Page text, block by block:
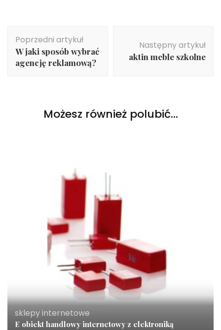
wpisu
Poprzedni artykuł
W jaki sposób wybrać
agencję reklamową?
Następny artykuł
aktin meble szkolne
Możesz również polubić…
sklepy internetowe
E obiekt handlowy internetowy z elektroniką